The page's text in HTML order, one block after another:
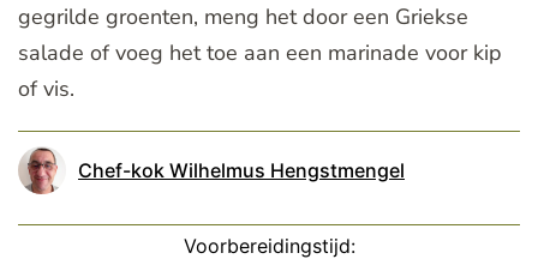
gegrilde groenten, meng het door een Griekse
salade of voeg het toe aan een marinade voor kip
of vis.
Chef-kok Wilhelmus Hengstmengel
Voorbereidingstijd: